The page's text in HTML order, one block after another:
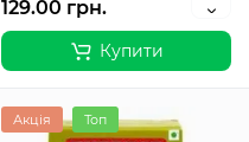
129.00 грн.
Купити
Акція Топ